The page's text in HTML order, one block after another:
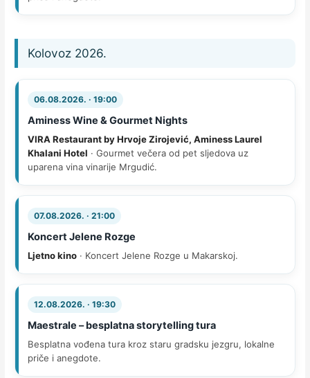
Kolovoz 2026.
06.08.2026. · 19:00
Aminess Wine & Gourmet Nights
VIRA Restaurant by Hrvoje Zirojević, Aminess Laurel
Khalani Hotel · Gourmet večera od pet sljedova uz
uparena vina vinarije Mrgudić.
07.08.2026. · 21:00
Koncert Jelene Rozge
Ljetno kino · Koncert Jelene Rozge u Makarskoj.
12.08.2026. · 19:30
Maestrale – besplatna storytelling tura
Besplatna vođena tura kroz staru gradsku jezgru, lokalne
priče i anegdote.